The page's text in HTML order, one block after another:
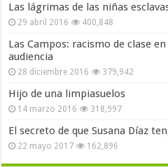
Las lágrimas de las niñas
29 abril 2016 400,848
Las Campos: racismo de clase
audiencia
28 diciembre 2016 379,942
Hijo de una limpiasuelos
14 marzo 2016 318,997
El secreto de que Susana Díaz
22 mayo 2017 162,896